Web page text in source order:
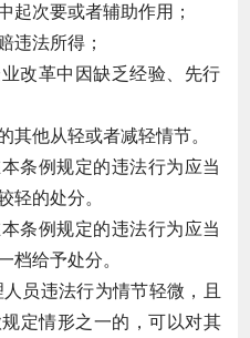
起次要或者辅助作用；
违法所得；
改革中因缺乏经验、先行
其他从轻或者减轻情节。
条例规定的违法行为应当
轻的处分。
条例规定的违法行为应当
档给予处分。
员违法行为情节轻微，且
定情形之一的，可以对其